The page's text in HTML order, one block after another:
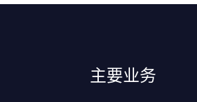
主要业务